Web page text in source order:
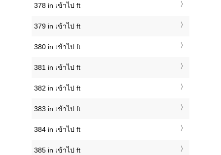
378 in เข้าไป ft
379 in เข้าไป ft
380 in เข้าไป ft
381 in เข้าไป ft
382 in เข้าไป ft
383 in เข้าไป ft
384 in เข้าไป ft
385 in เข้าไป ft